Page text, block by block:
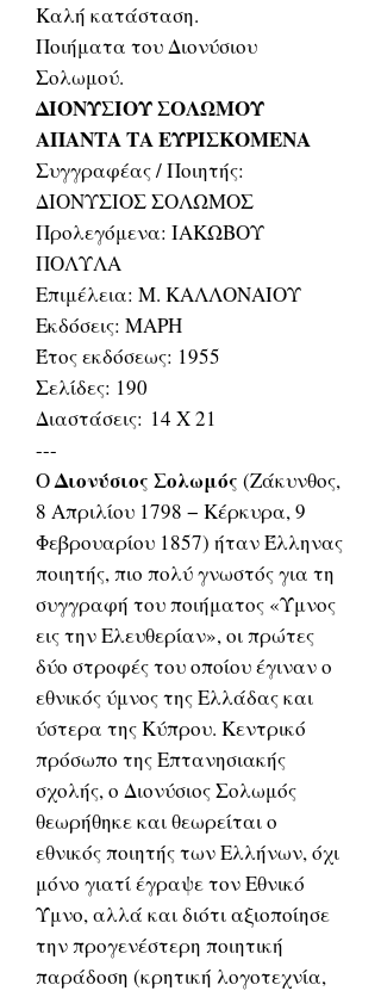
Καλή κατάσταση.
Ποιήματα του Διονύσιου
Σολωμού.
ΔΙΟΝΥΣΙΟΥ ΣΟΛΩΜΟΥ
ΑΠΑΝΤΑ ΤΑ ΕΥΡΙΣΚΟΜΕΝΑ
Συγγραφέας / Ποιητής:
ΔΙΟΝΥΣΙΟΣ ΣΟΛΩΜΟΣ
Προλεγόμενα: ΙΑΚΩΒΟΥ
ΠΟΛΥΛΑ
Επιμέλεια: Μ. ΚΑΛΛΟΝΑΙΟΥ
Εκδόσεις: ΜΑΡΗ
Έτος εκδόσεως: 1955
Σελίδες: 190
Διαστάσεις: 14 X 21
---
ΟΔιονύσιος Σολωμός (Ζάκυνθος,
8 Απριλίου 1798 − Κέρκυρα, 9
Φεβρουαρίου 1857) ήταν Έλληνας
ποιητής, πιο πολύ γνωστός για τη
συγγραφή του ποιήματος «Ύμνος
εις την Ελευθερίαν», οι πρώτες
δύο στροφές του οποίου έγιναν ο
εθνικός ύμνος της Ελλάδας και
ύστερα της Κύπρου. Κεντρικό
πρόσωπο της Επτανησιακής
σχολής, ο Διονύσιος Σολωμός
θεωρήθηκε και θεωρείται ο
εθνικός ποιητής των Ελλήνων, όχι
μόνο γιατί έγραψε τον Εθνικό
Ύμνο, αλλά και διότι αξιοποίησε
την προγενέστερη ποιητική
παράδοση (κρητική λογοτεχνία,